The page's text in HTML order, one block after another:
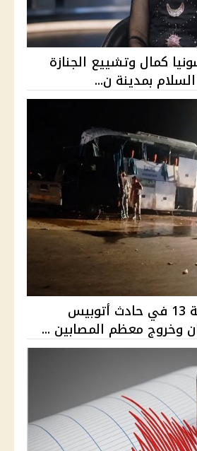
كمال وتشييع الجنازة
بمدينة ن...
وفاة طفل وإصابة 13 في حادث أتوبيس
وخروج معظم المصابين ...